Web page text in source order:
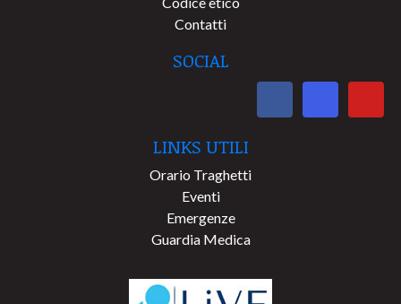
Contatti
SOCIAL
LINKS UTILI
Orario Traghetti
Eventi
Emergenze
Guardia Medica